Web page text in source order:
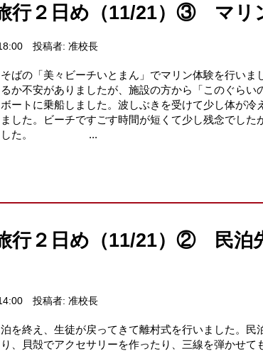
行２日め（11/21）③ マリ
投稿者: 准校長
ばの「美々ビーチいとまん」でマリン体験を行いま
か不安がありましたが、施設の方から「このぐらい
ートに乗船しました。波しぶきを受けて少し体が冷
した。ビーチですごす時間が短くて少し残念でした
ました。 ...
行２日め（11/21）② 民泊
投稿者: 准校長
を終え、生徒が戻ってきて離村式を行いました。民
、貝殻でアクセサリーを作ったり、三線を弾かせて